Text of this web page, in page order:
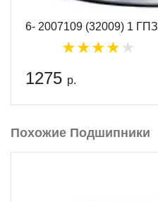
6- 2007109 (32009) 1 ГПЗ
1275 р.
Похожие Подшипники